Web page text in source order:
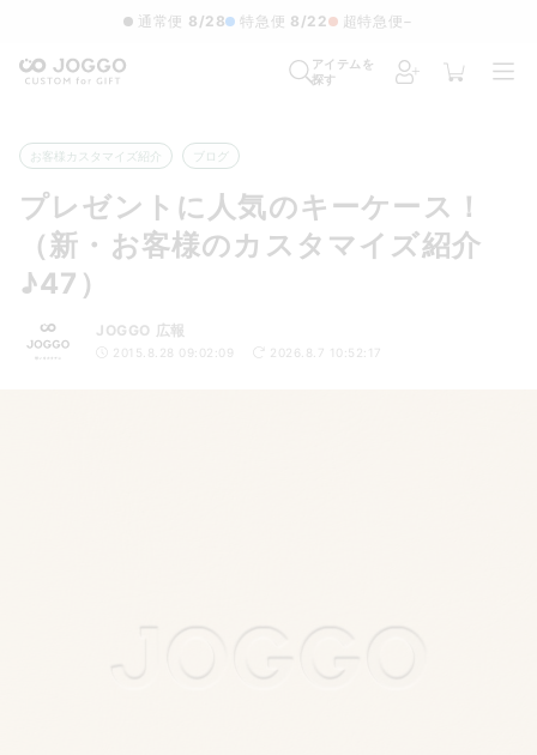
通常便 8/28 特急便 8/22 超特急便−
アイテムを
探す
お客様カスタマイズ紹介 ブログ
プレゼントに人気のキーケース！
（新・お客様のカスタマイズ紹介
♪47）
JOGGO 広報
2015.8.28 09:02:09 2026.8.7 10:52:17